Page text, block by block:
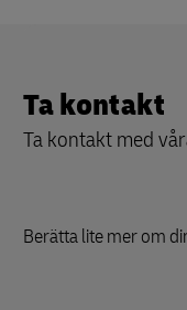
Ta kontakt
Ta kontakt med
Berätta lite mer om